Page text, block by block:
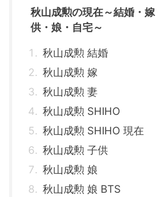
秋山成勲の現在～結婚・
供・娘・自宅～
秋山成勲 結婚
秋山成勲 嫁
秋山成勲 妻
秋山成勲 SHIHO
秋山成勲 SHIHO 現在
秋山成勲 子供
秋山成勲 娘
秋山成勲 娘 BTS